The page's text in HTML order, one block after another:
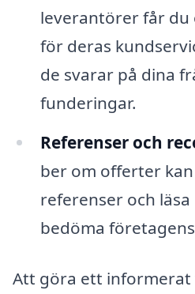
leverantörer får du
för deras
de svarar på dina
funderingar.
Referenser och
ber om offerter
referenser och
bedöma
Att göra ett informerat